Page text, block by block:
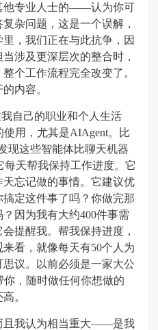
他专业人士的——认为你可
杂问题，这是一个误解，
，我们正在与此抗争，因
涉及更深层次的整合时，
个工作流程完全改变了。
内容。
我自己的职业和个人生活
用，尤其是AIAgent。比
这些智能体比聊天机器
天帮我保持工作进度。它
忘记做的事情。它建议优
定这件事了吗？你做完那
因为我有大约400件事需
提醒我。帮我保持进度，
看，就像每天有50个人为
议。以前必须是一家大公
你，随时做任何你想做的
。
我认为相当重大——是我